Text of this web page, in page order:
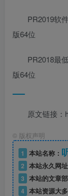
PR2019软
版64位
PR2018最
版64位
原文链接：
© 版权声明
1
本站名称：
2 本站永久网址
3 本站的文章
4 本站资源大